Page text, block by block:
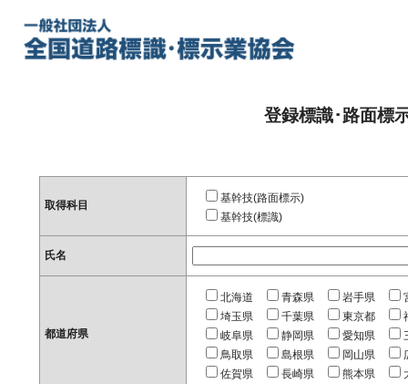
登録標識･路面標
取得科目
基幹技(路面標示)
基幹技(標識)
氏名
都道府県
北海道 青森県 岩手県
埼玉県
千葉県 東京都
岐阜県
静岡県 愛知県
鳥取県
島根県 岡山県
佐賀県
長崎県 熊本県